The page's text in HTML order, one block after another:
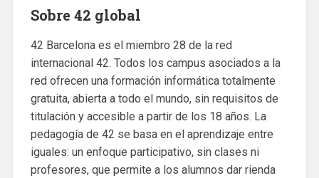
Sobre 42 global
42 Barcelona es el miembro 28 de la red
internacional 42. Todos los campus asociados a la
red ofrecen una formación informática totalmente
gratuita, abierta a todo el mundo, sin requisitos de
titulación y accesible a partir de los 18 años. La
pedagogía de 42 se basa en el aprendizaje entre
iguales: un enfoque participativo, sin clases ni
profesores, que permite a los alumnos dar rienda